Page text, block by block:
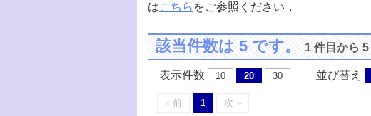
はこちら をご参照ください．
該当件数は 5 です。1 件目から
表示件数 10 20 30 並び替え
« 前 1 次 »